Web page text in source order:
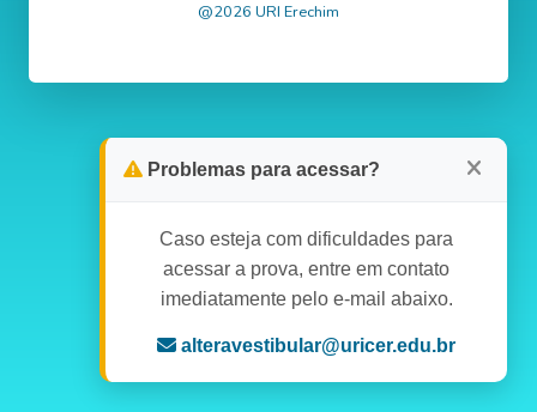
Problemas para acessar?
Caso esteja com dificuldades para
acessar a prova, entre em contato
imediatamente pelo e-mail abaixo.
alteravestibular@uricer.edu.br
@2026 URI Erechim